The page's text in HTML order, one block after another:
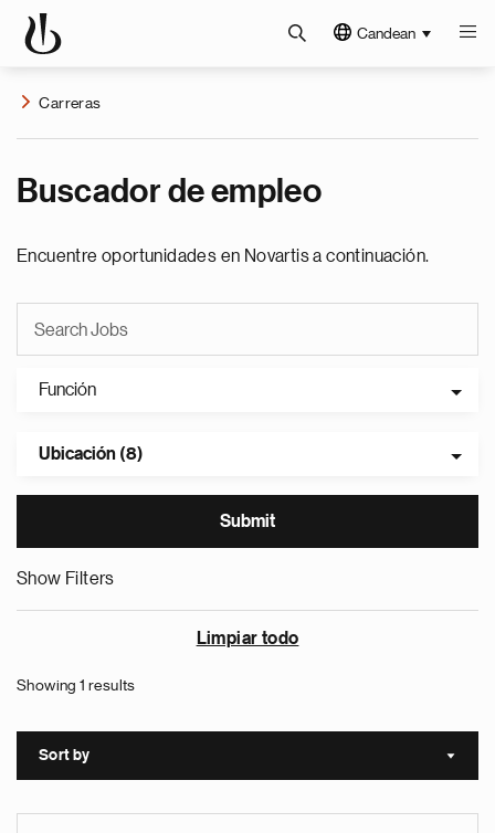
Candean
Carreras
Buscador de empleo
Encuentre oportunidades en Novartis a continuación.
Función
Ubicación (8)
Show Filters
Limpiar todo
Showing 1 results
Sort by Sort